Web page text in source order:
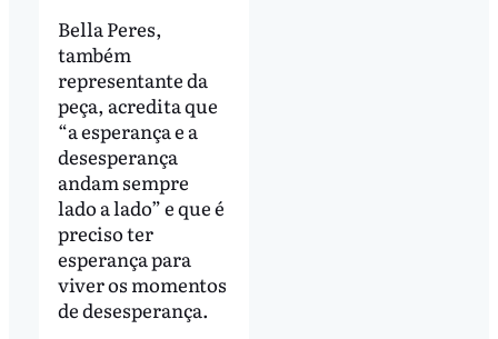
Bella Peres,
também
representante da
peça, acredita que
“a esperança e a
desesperança
andam sempre
lado a lado” e que é
preciso ter
esperança para
viver os momentos
de desesperança.